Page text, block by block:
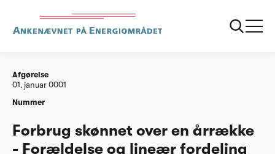
Afgørelser
20210412 Forbrug skønnet over en årrække -
Forældelse og lineær fordeling
Afgørelse
01. januar 0001
Nummer
Forbrug skønnet over en årrække
- Forældelse og lineær fordeling